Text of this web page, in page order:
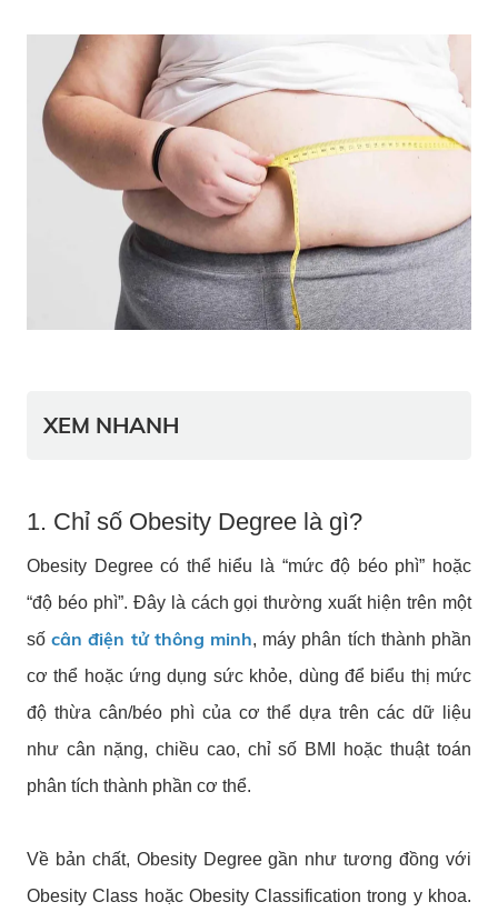
XEM NHANH
1. Chỉ số Obesity Degree là gì?
Obesity Degree có thể hiểu là “mức độ béo phì” hoặc
“độ béo phì”. Đây là cách gọi thường xuất hiện trên một
sốcân điện tử thông minh, máy phân tích thành phần
cơ thể hoặc ứng dụng sức khỏe, dùng để biểu thị mức
độ thừa cân/béo phì của cơ thể dựa trên các dữ liệu
như cân nặng, chiều cao, chỉ số BMI hoặc thuật toán
phân tích thành phần cơ thể.
Về bản chất, Obesity Degree gần như tương đồng với
Obesity Class hoặc Obesity Classification trong y khoa.